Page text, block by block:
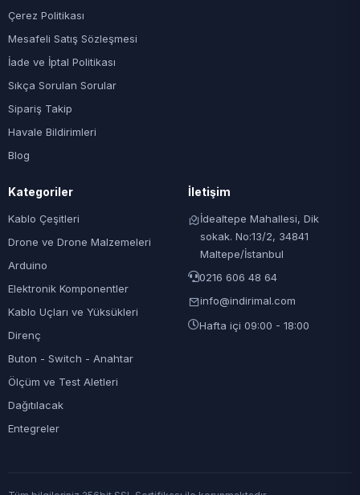
Çerez Politikası
Mesafeli Satış Sözleşmesi
İade ve İptal Politikası
Sıkça Sorulan Sorular
Sipariş Takip
Havale Bildirimleri
Blog
Kategoriler
Kablo Çeşitleri
Drone ve Drone Malzemeleri
Arduino
Elektronik Komponentler
Kablo Uçları ve Yüksükleri
Direnç
Buton - Switch - Anahtar
Ölçüm ve Test Aletleri
Dağıtılacak
Entegreler
İletişim
İdealtepe Mahallesi, Dik
sokak. No:13/2, 34841
Maltepe/İstanbul
0216 606 48 64
info@indirimal.com
Hafta içi 09:00 - 18:00